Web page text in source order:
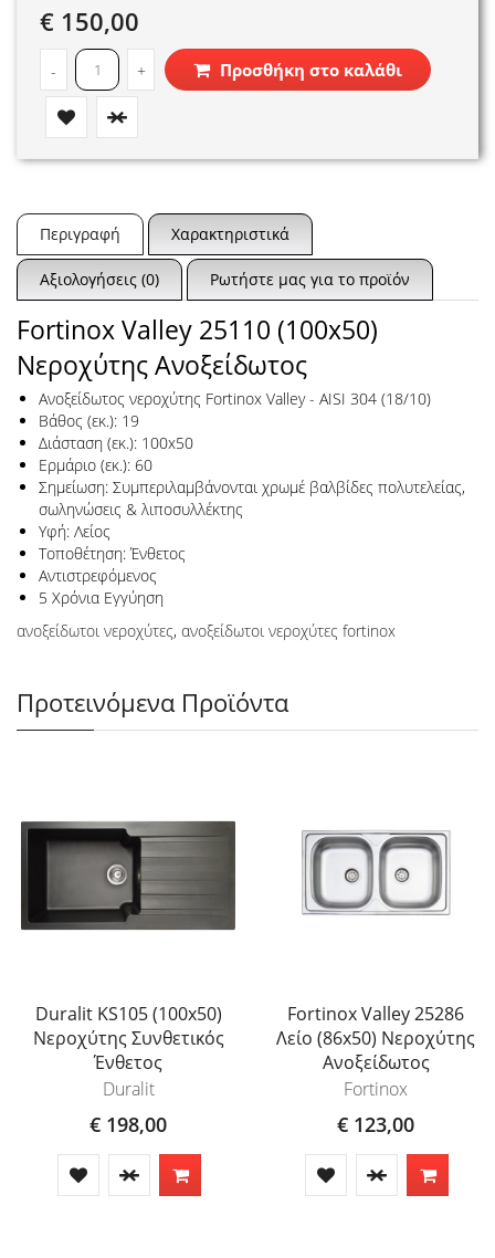
€ 150,00
- + Προσθήκη στο καλάθι
Περιγραφή Χαρακτηριστικά
Αξιολογήσεις (0) Ρωτήστε μας για το προϊόν
Fortinox Valley 25110 (100x50)
Νεροχύτης Ανοξείδωτος
Ανοξείδωτος νεροχύτης Fortinox Valley - AISI 304 (18/10)
Βάθος (εκ.): 19
Διάσταση (εκ.): 100x50
Ερμάριο (εκ.): 60
Σημείωση: Συμπεριλαμβάνονται χρωμέ βαλβίδες πολυτελείας,
σωληνώσεις & λιποσυλλέκτης
Υφή: Λείος
Τοποθέτηση: Ένθετος
Αντιστρεφόμενος
5 Χρόνια Εγγύηση
ανοξείδωτοι νεροχύτες, ανοξείδωτοι νεροχύτες fortinox
Προτεινόμενα Προϊόντα
Duralit KS105 (100x50)
Νεροχύτης Συνθετικός
Ένθετος
Duralit
€ 198,00
Fortinox Valley 25286
Λείο (86x50) Νεροχύτης
Ανοξείδωτος
Fortinox
€ 123,00